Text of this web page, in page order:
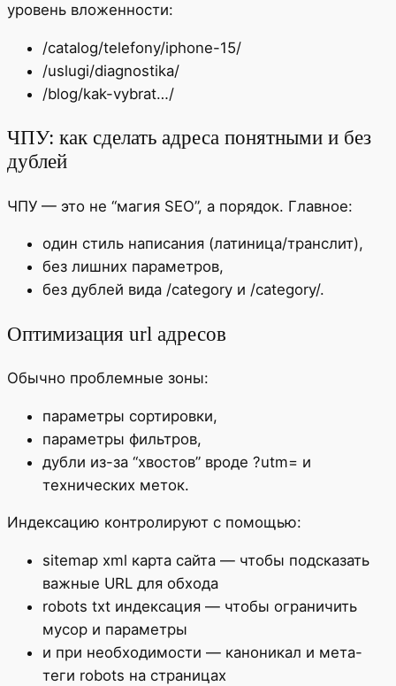
уровень вложенности:
/catalog/telefony/iphone-15/
/uslugi/diagnostika/
/blog/kak-vybrat…/
ЧПУ: как сделать адреса понятными и без
дублей
ЧПУ — это не “магия SEO”, а порядок. Главное:
один стиль написания (латиница/транслит),
без лишних параметров,
без дублей вида /category и /category/.
Оптимизация url адресов
Обычно проблемные зоны:
параметры сортировки,
параметры фильтров,
дубли из-за “хвостов” вроде ?utm= и
технических меток.
Индексацию контролируют с помощью:
sitemap xml карта сайта — чтобы подсказать
важные URL для обхода
robots txt индексация — чтобы ограничить
мусор и параметры
и при необходимости — каноникал и мета-
теги robots на страницах